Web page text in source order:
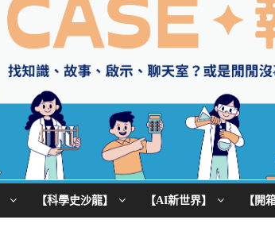
【科學史沙龍】 【AI新世界】 【開